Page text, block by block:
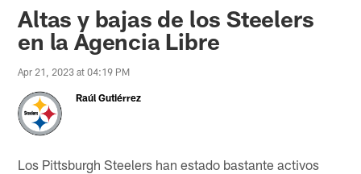
Altas y bajas de los Steelers
en la Agencia Libre
Apr 21, 2023 at 04:19 PM
Raúl Gutiérrez
Los Pittsburgh Steelers han estado bastante activos